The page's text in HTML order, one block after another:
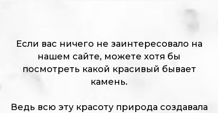
Если вас ничего не заинтересовало на
нашем сайте, можете хотя бы
посмотреть какой красивый бывает
камень.
Ведь всю эту красоту природа создавала